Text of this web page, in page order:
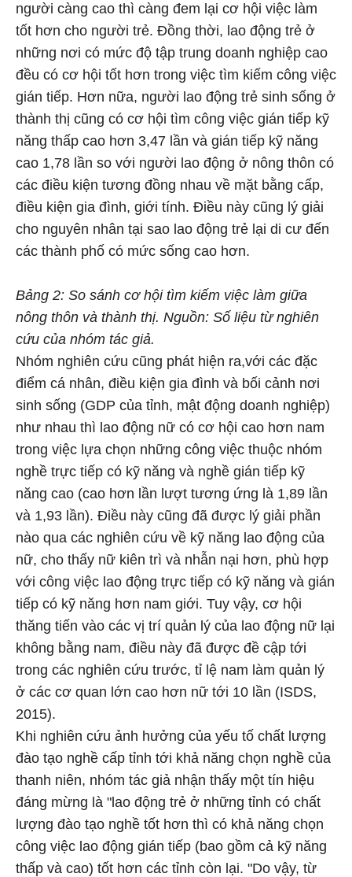
người càng cao thì càng đem lại cơ hội việc làm
tốt hơn cho người trẻ. Đồng thời, lao động trẻ ở
những nơi có mức độ tập trung doanh nghiệp cao
đều có cơ hội tốt hơn trong việc tìm kiếm công việc
gián tiếp. Hơn nữa, người lao động trẻ sinh sống ở
thành thị cũng có cơ hội tìm công việc gián tiếp kỹ
năng thấp cao hơn 3,47 lần và gián tiếp kỹ năng
cao 1,78 lần so với người lao động ở nông thôn có
các điều kiện tương đồng nhau về mặt bằng cấp,
điều kiện gia đình, giới tính. Điều này cũng lý giải
cho nguyên nhân tại sao lao động trẻ lại di cư đến
các thành phố có mức sống cao hơn.
Bảng 2: So sánh cơ hội tìm kiếm việc làm giữa
nông thôn và thành thị. Nguồn: Số liệu từ nghiên
cứu của nhóm tác giả.
Nhóm nghiên cứu cũng phát hiện ra,với các đặc
điểm cá nhân, điều kiện gia đình và bối cảnh nơi
sinh sống (GDP của tỉnh, mật động doanh nghiệp)
như nhau thì lao động nữ có cơ hội cao hơn nam
trong việc lựa chọn những công việc thuộc nhóm
nghề trực tiếp có kỹ năng và nghề gián tiếp kỹ
năng cao (cao hơn lần lượt tương ứng là 1,89 lần
và 1,93 lần). Điều này cũng đã được lý giải phần
nào qua các nghiên cứu về kỹ năng lao động của
nữ, cho thấy nữ kiên trì và nhẫn nại hơn, phù hợp
với công việc lao động trực tiếp có kỹ năng và gián
tiếp có kỹ năng hơn nam giới. Tuy vậy, cơ hội
thăng tiến vào các vị trí quản lý của lao động nữ lại
không bằng nam, điều này đã được đề cập tới
trong các nghiên cứu trước, tỉ lệ nam làm quản lý
ở các cơ quan lớn cao hơn nữ tới 10 lần (ISDS,
2015).
Khi nghiên cứu ảnh hưởng của yếu tố chất lượng
đào tạo nghề cấp tỉnh tới khả năng chọn nghề của
thanh niên, nhóm tác giả nhận thấy một tín hiệu
đáng mừng là "lao động trẻ ở những tỉnh có chất
lượng đào tạo nghề tốt hơn thì có khả năng chọn
công việc lao động gián tiếp (bao gồm cả kỹ năng
thấp và cao) tốt hơn các tỉnh còn lại. "Do vậy, từ